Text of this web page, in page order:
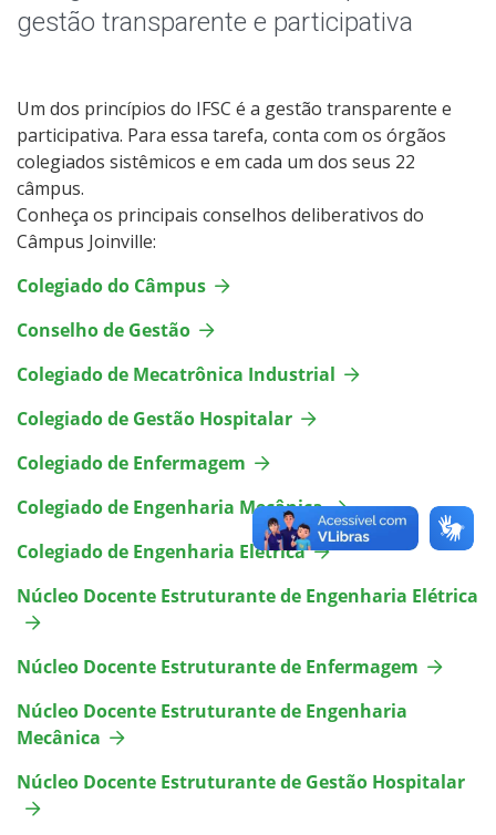
Colegiado de Engenharia Elétrica
Colegiado de Enfermagem
Núcleo Docente Estruturante Eng. Elétrica
Núcleo Docente Estruturante Enfermagem
Núcleo Docente Estruturante Gestão Hospitalar
gestão transparente e participativa
Um dos princípios do IFSC é a gestão transparente e
participativa. Para essa tarefa, conta com os órgãos
colegiados sistêmicos e em cada um dos seus 22
câmpus.
Conheça os principais conselhos deliberativos do
Câmpus Joinville:
Colegiado do Câmpus
Conselho de Gestão
Colegiado de Mecatrônica Industrial
Colegiado de Gestão Hospitalar
Colegiado de Enfermagem
Colegiado de Engenharia Mecânica
Colegiado de Engenharia Elétrica
Núcleo Docente Estruturante de Engenharia Elétrica
Núcleo Docente Estruturante de Enfermagem
Núcleo Docente Estruturante de Engenharia
Mecânica
Núcleo Docente Estruturante de Gestão Hospitalar